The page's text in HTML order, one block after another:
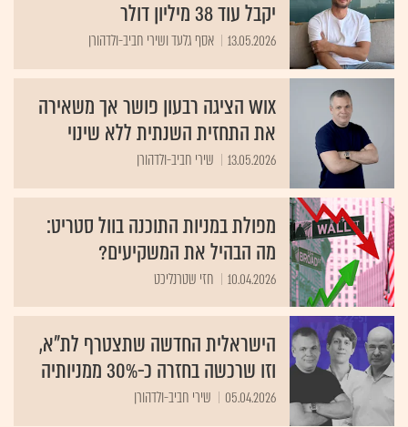
13.05.2026 אסף גלעד ושירי חביב-ולדהורן
Wix הציגה רבעון פושר אך משאירה
את התחזית השנתית ללא שינוי
13.05.2026 שירי חביב-ולדהורן
מפולת במניות התוכנה בוול סטריט:
מה הבהיל את המשקיעים?
10.04.2026 חזי שטרנליכט
הישראלית החדשה שתצטרף לת"א,
וזו שרכשה בחזרה כ-30% ממניותיה
05.04.2026 שירי חביב-ולדהורן